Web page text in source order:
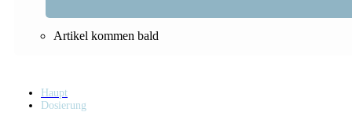
Artikel kommen bald
Haupt
Dosierung